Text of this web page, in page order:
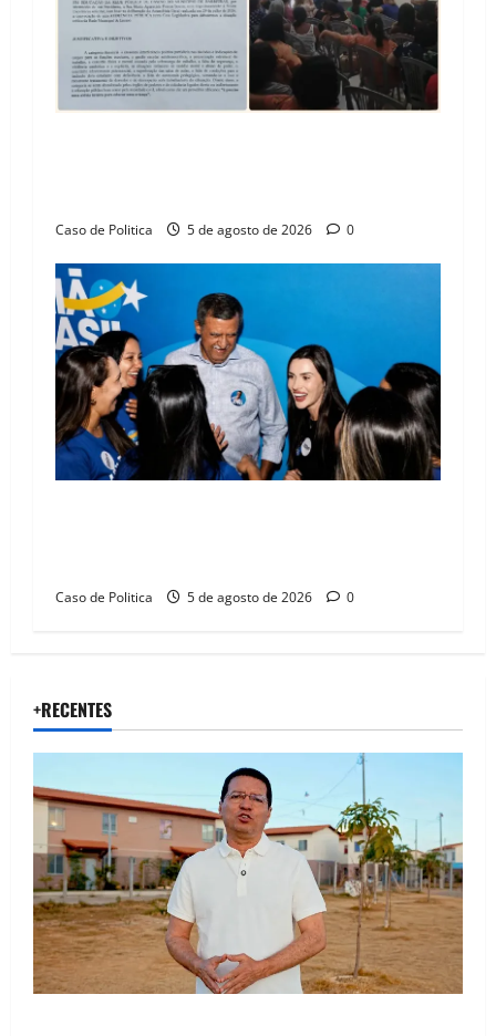
Caso de Politica 5 de agosto de 2026 0
Caso de Politica 5 de agosto de 2026 0
+RECENTES